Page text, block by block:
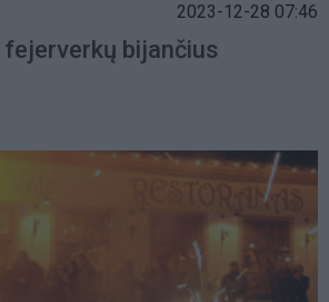
2023-12-28 07:46
bijančius